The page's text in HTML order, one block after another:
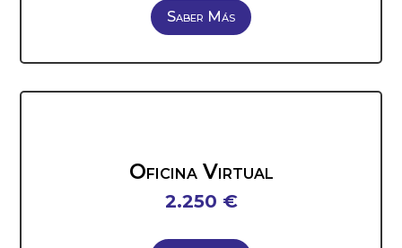
Saber Más
Oficina Virtual
2.250 €